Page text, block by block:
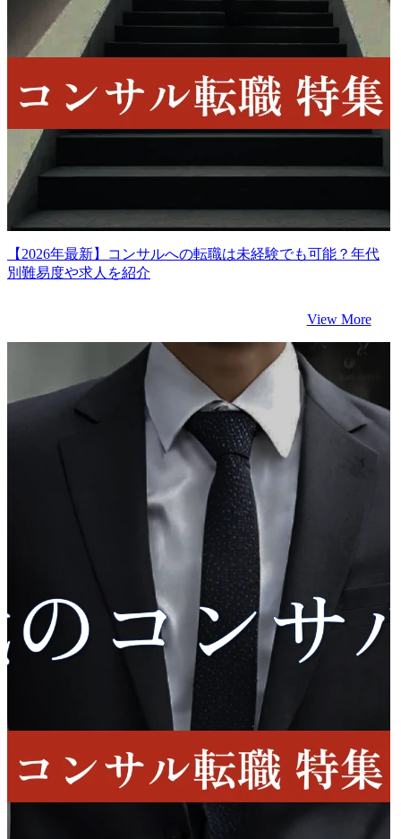
【2026年最新】コンサルへの転職は未経験でも可能？年代
別難易度や求人を紹介
View More